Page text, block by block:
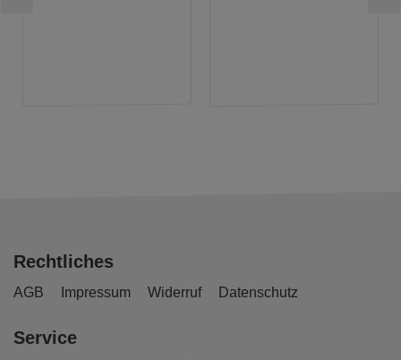
Rechtliches
AGB Impressum Widerruf Datenschutz
Service